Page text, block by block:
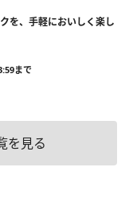
を、手軽においしく楽し
まで
を見る